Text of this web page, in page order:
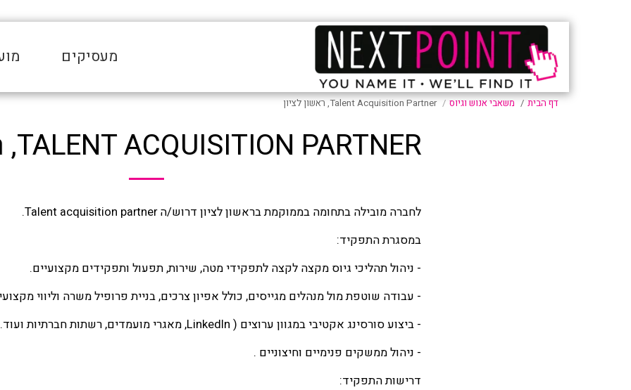
מעסיקים
דף הבית משאבי אנוש וגיוס Talent Acquisition Partner, ראשון לציון
TALENT ACQUISITION PARTNER, ראשון לציון
לחברה מובילה בתחומה בממוקמת בראשון לציון דרוש/ה Talent acquisition partner.
במסגרת התפקיד:
- ניהול תהליכי גיוס מקצה לקצה לתפקידי מטה, שירות, תפעול ותפקידים מקצועיים.
- עבודה שוטפת מול מנהלים מגייסים, כולל אפיון צרכים, בניית פרופיל משרה וליווי
- ביצוע סורסינג אקטיבי במגוון ערוצים ( LinkedIn, מאגרי מועמדים, רשתות חברתיות ועוד..)
- ניהול ממשקים פנימיים וחיצוניים .
דרישות התפקיד: